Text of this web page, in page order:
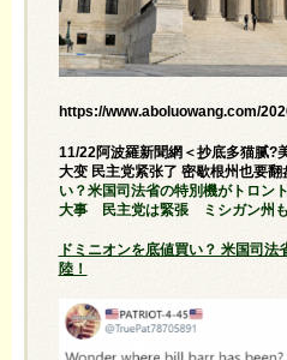
https://www.aboluowang.com/
11/22阿波羅新聞網＜抄底多猫腻?
大变 民主党紧张了 密歇根州也要翻
い？米国司法省の特別機がトロ
大事 民主党は緊張 ミシガン州も
ドミニオンを底値買い？ 米国司
陸！